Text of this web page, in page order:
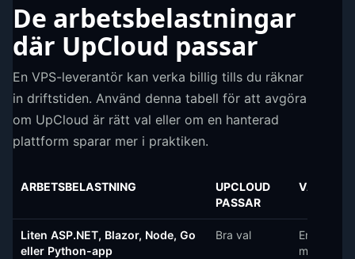
De arbetsbelastningar
där UpCloud passar
En VPS-leverantör kan verka billig tills du räknar
in driftstiden. Använd denna tabell för att avgöra
om UpCloud är rätt val eller om en hanterad
plattform sparar mer i praktiken.
ARBETSBELASTNING
UPCLOUD
PASSAR
VARFÖR
Liten ASP.NET, Blazor, Node, Go
eller Python-app
Bra val
En enskild
med